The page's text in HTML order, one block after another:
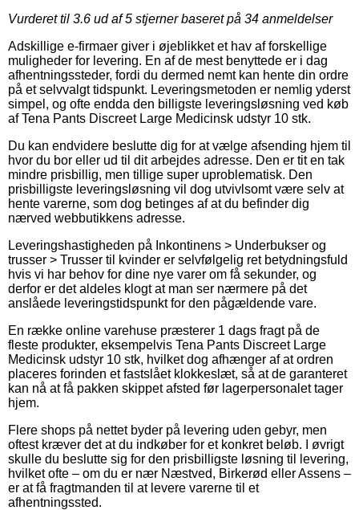
Vurderet til 3.6 ud af 5 stjerner baseret på 34 anmeldelser
Adskillige e-firmaer giver i øjeblikket et hav af forskellige
muligheder for levering. En af de mest benyttede er i dag
afhentningssteder, fordi du dermed nemt kan hente din ordre
på et selvvalgt tidspunkt. Leveringsmetoden er nemlig yderst
simpel, og ofte endda den billigste leveringsløsning ved køb
af Tena Pants Discreet Large Medicinsk udstyr 10 stk.
Du kan endvidere beslutte dig for at vælge afsending hjem til
hvor du bor eller ud til dit arbejdes adresse. Den er tit en tak
mindre prisbillig, men tillige super uproblematisk. Den
prisbilligste leveringsløsning vil dog utvivlsomt være selv at
hente varerne, som dog betinges af at du befinder dig
nærved webbutikkens adresse.
Leveringshastigheden på Inkontinens > Underbukser og
trusser > Trusser til kvinder er selvfølgelig ret betydningsfuld
hvis vi har behov for dine nye varer om få sekunder, og
derfor er det aldeles klogt at man ser nærmere på det
anslåede leveringstidspunkt for den pågældende vare.
En række online varehuse præsterer 1 dags fragt på de
fleste produkter, eksempelvis Tena Pants Discreet Large
Medicinsk udstyr 10 stk, hvilket dog afhænger af at ordren
placeres forinden et fastslået klokkeslæt, så at de garanteret
kan nå at få pakken skippet afsted før lagerpersonalet tager
hjem.
Flere shops på nettet byder på levering uden gebyr, men
oftest kræver det at du indkøber for et konkret beløb. I øvrigt
skulle du beslutte sig for den prisbilligste løsning til levering,
hvilket ofte – om du er nær Næstved, Birkerød eller Assens –
er at få fragtmanden til at levere varerne til et
afhentningssted.